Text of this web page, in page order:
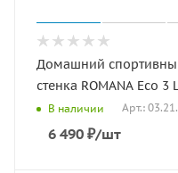
Домашний
стенка ROMANA Eco 3
В наличии Арт.:
6 490 ₽/шт